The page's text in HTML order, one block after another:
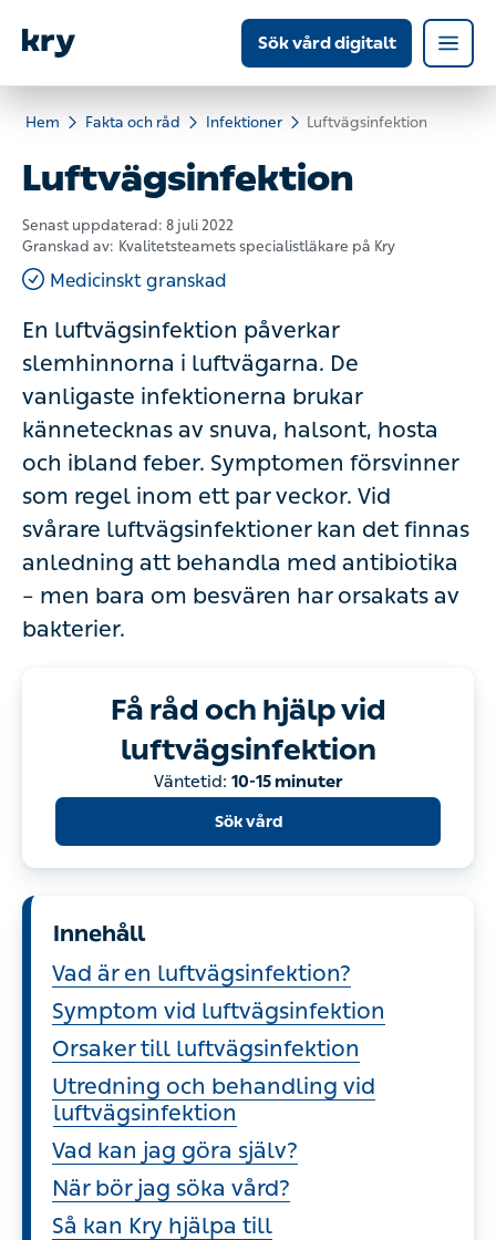
Sök vård digitalt
Hem Fakta och råd Infektioner Luftvägsinfektion
Luftvägsinfektion
Senast uppdaterad: 8 juli 2022
Granskad av: Kvalitetsteamets specialistläkare på Kry
Medicinskt granskad
En luftvägsinfektion påverkar
slemhinnorna i luftvägarna. De
vanligaste infektionerna brukar
kännetecknas av snuva, halsont, hosta
och ibland feber. Symptomen försvinner
som regel inom ett par veckor. Vid
svårare luftvägsinfektioner kan det finnas
anledning att behandla med antibiotika
– men bara om besvären har orsakats av
bakterier.
Få råd och hjälp vid
luftvägsinfektion
Väntetid: 10-15 minuter
Sök vård
Innehåll
Vad är en luftvägsinfektion?
Symptom vid luftvägsinfektion
Orsaker till luftvägsinfektion
Utredning och behandling vid
luftvägsinfektion
Vad kan jag göra själv?
När bör jag söka vård?
Så kan Kry hjälpa till